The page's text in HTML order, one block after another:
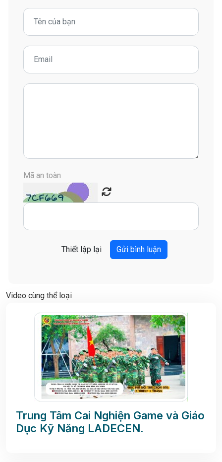
Mã an toàn
Video cùng thể loại
Trung Tâm Cai Nghiện Game và Giáo
Dục Kỹ Năng LADECEN.